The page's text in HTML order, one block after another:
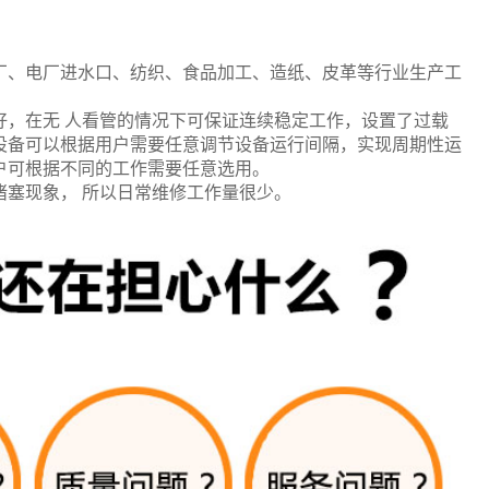
电厂进水口、纺织、食品加工、造纸、皮革等行业生产工
在无 人看管的情况下可保证连续稳定工作，设置了过载
可以根据用户需要任意调节设备运行间隔，实现周期性运
根据不同的工作需要任意选用。
现象， 所以日常维修工作量很少。